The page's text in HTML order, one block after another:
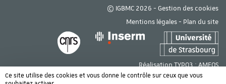
© IGBMC 2026 - Gestion des cookies
Mentions légales- Plan du site
Réalisation TYPO3 :AMEOS
Ce site utilise des cookies et vous donne le contrôle sur ceux que vous